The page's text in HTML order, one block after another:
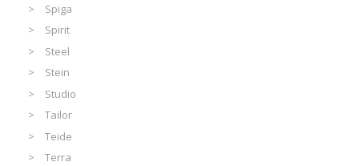
Spiga
Spirit
Steel
Stein
Studio
Tailor
Teide
Terra